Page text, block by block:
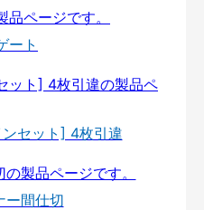
ート
セット] 4枚引違
ー間仕切